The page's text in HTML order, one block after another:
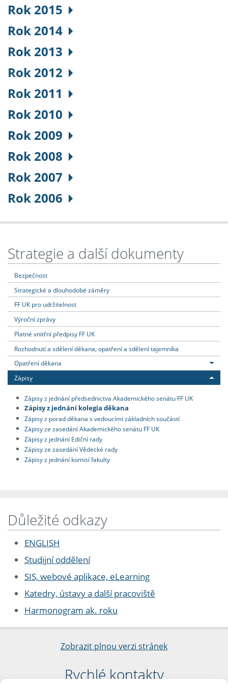
Rok 2015
Rok 2014
Rok 2013
Rok 2012
Rok 2011
Rok 2010
Rok 2009
Rok 2008
Rok 2007
Rok 2006
Strategie a další dokumenty
Bezpečnost
Strategické a dlouhodobé záměry
FF UK pro udržitelnost
Výroční zprávy
Platné vnitřní předpisy FF UK
Rozhodnutí a sdělení děkana, opatření a sdělení tajemníka
Opatření děkana
Zápisy
Zápisy z jednání předsednictva Akademického senátu FF UK
Zápisy z jednání kolegia děkana
Zápisy z porad děkana s vedoucími základních součástí
Zápisy ze zasedání Akademického senátu FF UK
Zápisy z jednání Ediční rady
Zápisy ze zasedání Vědecké rady
Zápisy z jednání komisí fakulty
Důležité odkazy
ENGLISH
Studijní oddělení
SIS, webové aplikace, eLearning
Katedry, ústavy a další pracoviště
Harmonogram ak. roku
Zobrazit plnou verzi stránek
Rychlé kontakty